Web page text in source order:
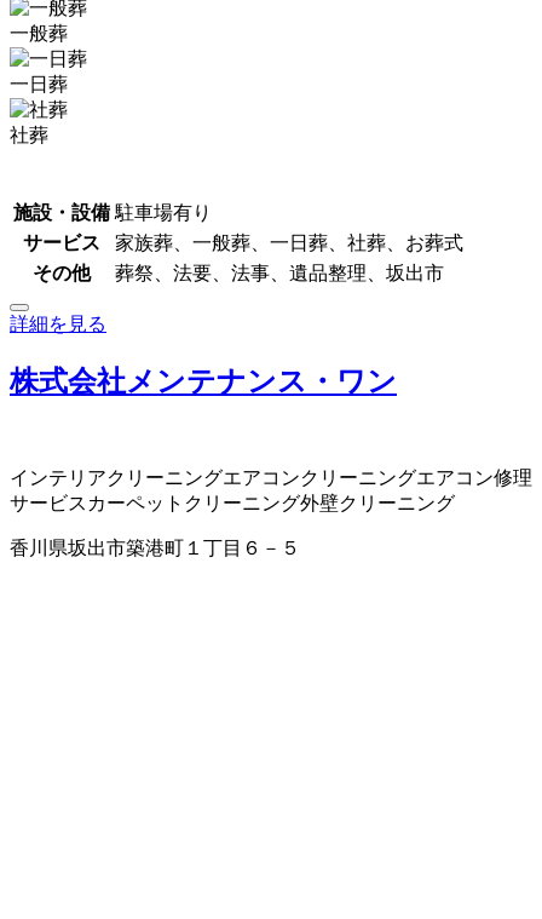
一般葬
一日葬
社葬
施設・設備 駐車場有り
サービス
家族葬、一般葬、一日葬、社葬、お葬式
その他
葬祭、法要、法事、遺品整理、坂出市
詳細を見る
株式会社メンテナンス・ワン
インテリアクリーニングエアコンクリーニングエアコン修理
サービス カーペットクリーニング外壁クリーニング
香川県坂出市築港町１丁目６－５